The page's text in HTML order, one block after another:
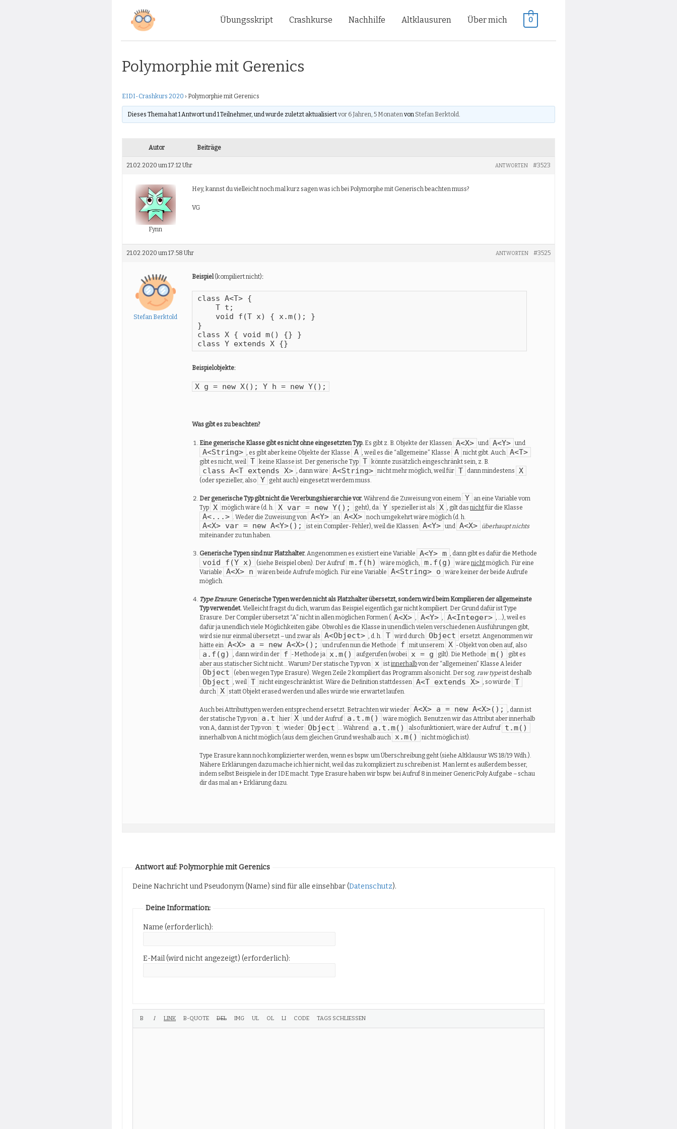
Übungsskript Crashkurse Nachhilfe Altklausuren Über mich 0
Polymorphie mit Gerenics
EIDI-Crashkurs 2020 › Polymorphie mit Gerenics
Dieses Thema hat 1 Antwort und 1 Teilnehmer, und wurde zuletzt aktualisiertvor 6 Jahren, 5 Monatenvon Stefan Berktold.
Autor Beiträge
21.02.2020 um 17:12 Uhr #3523
ANTWORTEN
Fynn
Hey, kannst du vielleicht noch mal kurz sagen was ich bei Polymorphe mit Generisch beachten muss?
VG
21.02.2020 um 17:58 Uhr #3525
ANTWORTEN
Stefan Berktold
Beispiel(kompiliert nicht):
class A<T> {
    T t;
    void f(T x) { x.m(); }
}
class X { void m() {} }
class Y extends X {}
Beispielobjekte:
X g = new X(); Y h = new Y();
Was gibt es zu beachten?
Eine generische Klasse gibt es nicht ohne eingesetzten Typ. Es gibt z. B. Objekte der Klassen A<X> und A<Y> und
A<String> , es gibt aber keine Objekte der Klasse A , weil es die “allgemeine” Klasse A nicht gibt. Auch A<T>
gibt es nicht, weil T keine Klasse ist. Der generische Typ T könnte zusätzlich eingeschränkt sein, z. B.
class A<T extends X> , dann wäre A<String> nicht mehr möglich, weil für T dann mindestens X
(oder spezieller, also Y geht auch) eingesetzt werdem muss.
Der generische Typ gibt nicht die Vererbungshierarchie vor.Während die Zuweisung von einem Y
an eine Variable vom
Typ
X möglich wäre (d. h. X var = new Y(); geht), da Y spezieller ist als X , gilt das nichtfür die Klasse
A<...> . Weder die Zuweisung von A<Y> an A<X> noch umgekehrt wäre möglich (d. h.
A<X> var = new A<Y>(); ist ein Compiler-Fehler), weil die Klassen A<Y> und A<X>
überhaupt nichts
miteinander zu tun haben.
Generische Typen sind nur Platzhalter.Angenommen es existiert eine Variable A<Y> m , dann gibt es dafür die Methode
void f(Y x) (siehe Beispiel oben). Der Aufruf m.f(h) wäre möglich, m.f(g) wäre nichtmöglich. Für eine
Variable
A<X> n wären beide Aufrufe möglich. Für eine Variable A<String> o
wäre keiner der beide Aufrufe
möglich.
Type Erasure: Generische Typen werden nicht als Platzhalter übersetzt, sondern wird beim Kompilieren der allgemeinste
Typ verwendet.Vielleicht fragst du dich, warum das Beispiel eigentlich gar nicht kompiliert. Der Grund dafür ist Type
Erasure. Der Compiler übersetzt “A” nicht in allen möglichen Formen ( A<X> , A<Y> , A<Integer> , …), weil es
dafür ja unendlich viele Möglichkeiten gäbe. Obwohl es die Klasse in unendlich vielen verschiedenen Ausführungen gibt,
wird sie nur einmal übersetzt – und zwar als
A<Object> , d. h. T wird durch Object
ersetzt. Angenommen wir
hätte ein A<X> a = new A<X>(); und rufen nun die Methode f mit unserem X -Objekt von oben auf, also
a.f(g) , dann wird in der f -Methode ja x.m() aufgerufen (wobei x = g gilt). Die Methode m()
gibt es
aber aus statischer Sicht nicht… Warum? Der statische Typ von
x istinnerhalbvon der “allgemeinen” Klasse A leider
Object (eben wegen Type Erasure). Wegen Zeile 2 kompiliert das Programm also nicht. Der sog. raw typeist deshalb
Object , weil T nicht eingeschränkt ist. Wäre die Definition stattdessen A<T extends X> , so würde T
durch X statt Objekt erased werden und alles würde wie erwartet laufen.
Auch bei Attributtypen werden entsprechend ersetzt. Betrachten wir wieder A<X> a = new A<X>();
, dann ist
der statische Typ von
a.t hier X und der Aufruf a.t.m()
wäre möglich. Benutzen wir das Attribut aber innerhalb
von A, dann ist der Typ von
t wieder Object … Während a.t.m() also funktioniert, wäre der Aufruf t.m()
innerhalb von A nicht möglich (aus dem gleichen Grund weshalb auch x.m() nicht möglich ist).
Type Erasure kann noch komplizierter werden, wenn es bspw. um Überschreibung geht (siehe Altklausur WS 18/19 Wdh.).
Nähere Erklärungen dazu mache ich hier nicht, weil das zu kompliziert zu schreiben ist. Man lernt es außerdem besser,
indem selbst Beispiele in der IDE macht. Type Erasure haben wir bspw. bei Aufruf 8 in meiner GenericPoly Aufgabe – schau
dir das mal an + Erklärung dazu.
Antwort auf: Polymorphie mit Gerenics
Deine Nachricht und Pseudonym (Name) sind für alle einsehbar (Datenschutz).
Deine Information:
Name (erforderlich):
E-Mail (wird nicht angezeigt) (erforderlich):